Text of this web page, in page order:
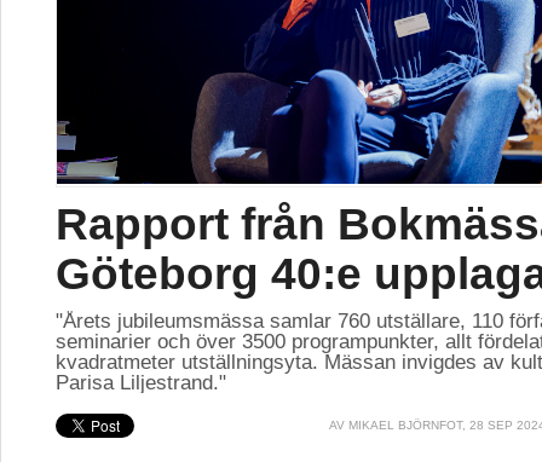
Rapport från
Göteborg 40:e
"Årets jubileumsmässa samlar 760 utställare, 110
seminarier och över 3500 programpunkter, allt
kvadratmeter utställningsyta. Mässan invigdes av
Parisa Liljestrand."
AV MIKAEL BJÖRNFOT, 28 SEP